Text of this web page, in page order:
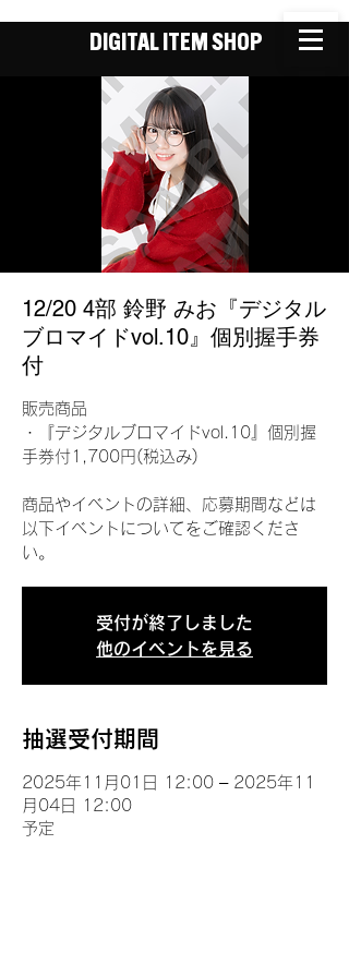
DIGITAL ITEM SHOP
12/20 4部 鈴野 みお『デジタル
ブロマイドvol.10』個別握手券
付
販売商品
・『デジタルブロマイドvol.10』個別握
手券付1,700円(税込み)
商品やイベントの詳細、応募期間などは
以下イベントについてをご確認くださ
い。
受付が終了しました
他のイベントを見る
抽選受付期間
2025年11月01日 12:00 – 2025年11
月04日 12:00
予定